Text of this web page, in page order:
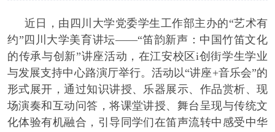
近日，由四川大学党委学生工作部主办的“艺术有
约”四川大学美育讲坛——“笛韵新声：中国竹笛文化
的传承与创新”讲座活动，在江安校区i创街学生学业
与发展支持中心路演厅举行。活动以“讲座+音乐会”的
形式展开，通过知识讲授、乐器展示、作品赏析、现
场演奏和互动问答，将课堂讲授、舞台呈现与传统文
化体验有机融合，引导同学们在笛声流转中感受中华